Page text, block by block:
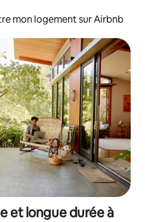
mon logement sur Airbnb
et longue durée à